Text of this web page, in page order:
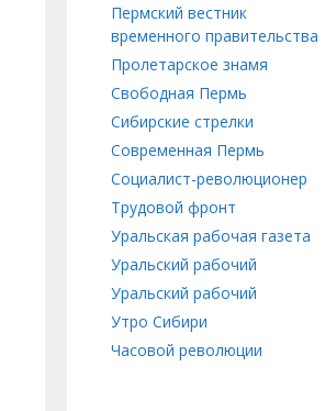
Пермский вестник
временного правительства
Пролетарское знамя
Свободная Пермь
Сибирские стрелки
Современная Пермь
Социалист-революционер
Трудовой фронт
Уральская рабочая газета
Уральский рабочий
Уральский рабочий
Утро Сибири
Часовой революции